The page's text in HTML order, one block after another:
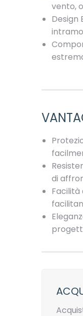
vento,
Design
di
Facilità